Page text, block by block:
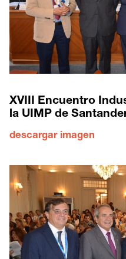
XVIII Encuentro
la UIMP de
descargar imagen